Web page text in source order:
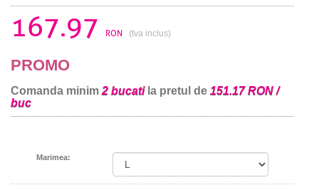
167.97 RON (tva inclus)
PROMO
Comanda minim 2 bucatila pretul de 151.17 RON /
buc
Marimea: